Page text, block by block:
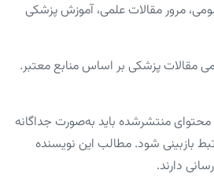
مرور مقالات علمی، آموزش پزشکی
مقالات پزشکی بر اساس منابع معتبر.
منتشرشده باید به‌صورت جداگانه
شود. مطالب این نویسنده
دارند.